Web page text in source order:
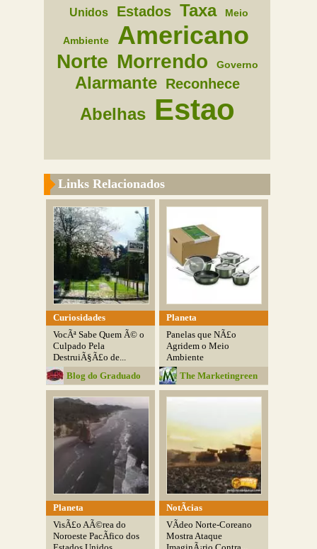
Unidos Estados Taxa Meio
Ambiente Americano
Norte Morrendo Governo
Alarmante Reconhece
Abelhas Estao
Links Relacionados
Curiosidades
VocÃª Sabe Quem Ã© o
Culpado Pela
DestruiÃ§Ã£o de...
Blog do Graduado
Planeta
Panelas que NÃ£o
Agridem o Meio
Ambiente
The Marketingreen
Planeta
VisÃ£o AÃ©rea do
Noroeste PacÃ­fico dos
NotÃ­cias
VÃ­deo Norte-Coreano
Mostra Ataque